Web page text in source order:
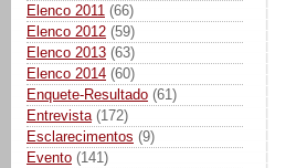
Elenco 2011 (66)
Elenco 2012 (59)
Elenco 2013 (63)
Elenco 2014 (60)
Enquete-Resultado (61)
Entrevista (172)
Esclarecimentos (9)
Evento (141)